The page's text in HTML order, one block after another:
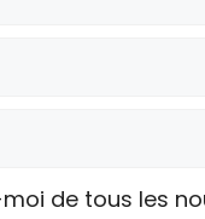
de tous les